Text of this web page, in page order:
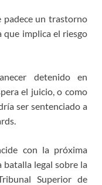
padece un trastorno
que implica el riesgo
detenido en
el juicio, o como
ser sentenciado a
con la próxima
legal sobre la
Superior de